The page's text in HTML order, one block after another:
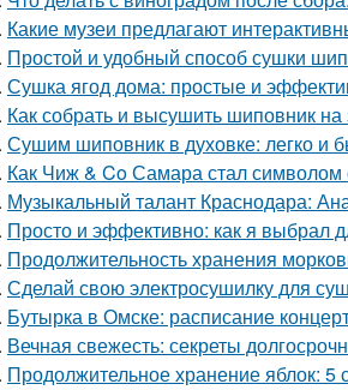
Какие музеи предлагают
Простой и удобный способ сушки
Сушка ягод дома: простые и
Как собрать и высушить шиповник
Сушим шиповник в духовке: легко и
Как Чиж & Co Самара стал символом
Музыкальный талант Краснодара:
Просто и эффективно: как я выбрал
Продолжительность хранения
Сделай свою электросушилку для
Бутырка в Омске: расписание
Вечная свежесть: секреты
Продолжительное хранение яблок: 5